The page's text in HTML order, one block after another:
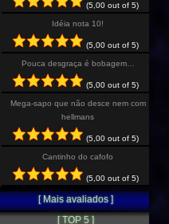
(5,00 out of 5)
Idéia nota 10!
(5,00 out of 5)
Pouca desgraça é bobagem…
(5,00 out of 5)
Mega-sapo que não desce nem com
hellmans
(5,00 out of 5)
Cantinho do cafofo
(5,00 out of 5)
[ Mais avaliados ]
[ TOP 5 ]